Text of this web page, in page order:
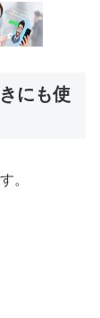
にも使
。